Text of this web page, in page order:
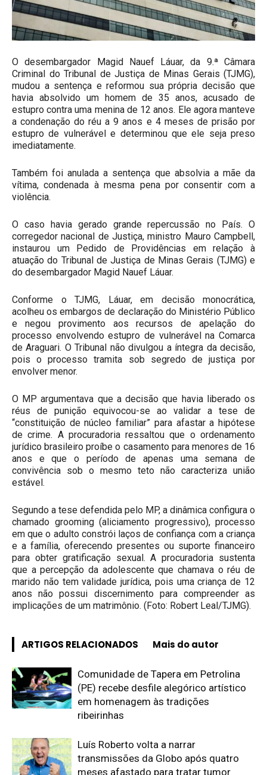
O desembargador Magid Nauef Láuar, da 9.ª Câmara
Criminal do Tribunal de Justiça de Minas Gerais (TJMG),
mudou a sentença e reformou sua própria decisão que
havia absolvido um homem de 35 anos, acusado de
estupro contra uma menina de 12 anos. Ele agora manteve
a condenação do réu a 9 anos e 4 meses de prisão por
estupro de vulnerável e determinou que ele seja preso
imediatamente.
Também foi anulada a sentença que absolvia a mãe da
vítima, condenada à mesma pena por consentir com a
violência.
O caso havia gerado grande repercussão no País. O
corregedor nacional de Justiça, ministro Mauro Campbell,
instaurou um Pedido de Providências em relação à
atuação do Tribunal de Justiça de Minas Gerais (TJMG) e
do desembargador Magid Nauef Láuar.
Conforme o TJMG, Láuar, em decisão monocrática,
acolheu os embargos de declaração do Ministério Público
e negou provimento aos recursos de apelação do
processo envolvendo estupro de vulnerável na Comarca
de Araguari. O Tribunal não divulgou a íntegra da decisão,
pois o processo tramita sob segredo de justiça por
envolver menor.
O MP argumentava que a decisão que havia liberado os
réus de punição equivocou-se ao validar a tese de
“constituição de núcleo familiar” para afastar a hipótese
de crime. A procuradoria ressaltou que o ordenamento
jurídico brasileiro proíbe o casamento para menores de 16
anos e que o período de apenas uma semana de
convivência sob o mesmo teto não caracteriza união
estável.
Segundo a tese defendida pelo MP, a dinâmica configura o
chamado grooming (aliciamento progressivo), processo
em que o adulto constrói laços de confiança com a criança
e a família, oferecendo presentes ou suporte financeiro
para obter gratificação sexual. A procuradoria sustenta
que a percepção da adolescente que chamava o réu de
marido não tem validade jurídica, pois uma criança de 12
anos não possui discernimento para compreender as
implicações de um matrimônio. (Foto: Robert Leal/TJMG).
ARTIGOS RELACIONADOS Mais do autor
Comunidade de Tapera em Petrolina
(PE) recebe desfile alegórico artístico
em homenagem às tradições
ribeirinhas
Luís Roberto volta a narrar
transmissões da Globo após quatro
meses afastado para tratar tumor